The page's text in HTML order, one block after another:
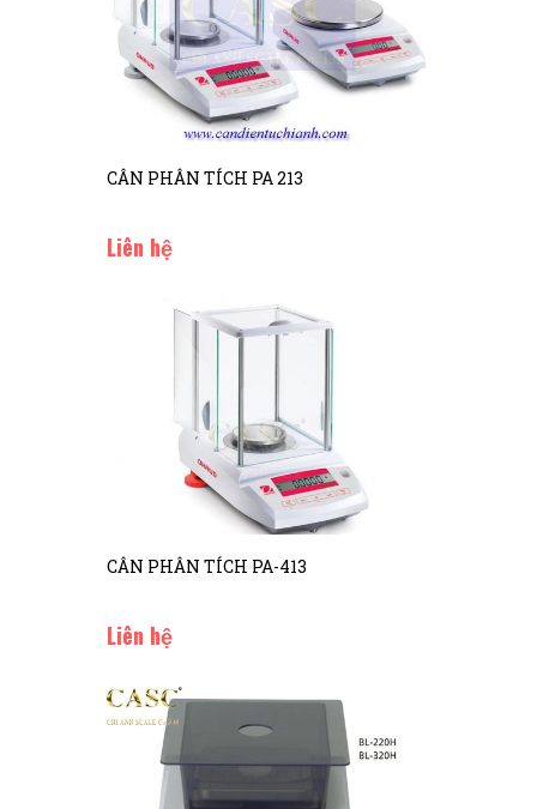
CÂN PHÂN TÍCH PA 213
Liên hệ
CÂN PHÂN TÍCH PA-413
Liên hệ